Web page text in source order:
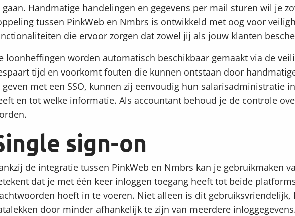
gaan. Handmatige handelingen en gegevens per mail sturen wil je
tussen PinkWeb en Nmbrs is ontwikkeld met oog voor
die ervoor zorgen dat zowel jij als jouw klanten
loonheffingen worden automatisch beschikbaar gemaakt via de
tijd en voorkomt fouten die kunnen ontstaan door
geven met een SSO, kunnen zij eenvoudig hun salarisadministratie
en tot welke informatie. Als accountant behoud je de controle
sign-on
de integratie tussen PinkWeb en Nmbrs kan je gebruikmaken
dat je met één keer inloggen toegang heeft tot beide
hoeft in te voeren. Niet alleen is dit gebruiksvriendelijk,
door minder afhankelijk te zijn van meerdere